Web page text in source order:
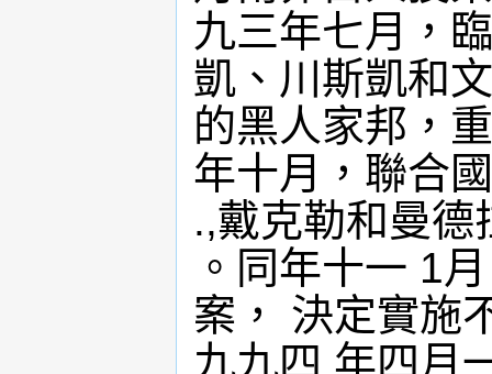
九三年七月，
凱、川斯凱和
的黑人家邦，
年十月，聯合
.,戴克勒和曼德
。同年十一 1
案， 決定實施
九九四 年四月